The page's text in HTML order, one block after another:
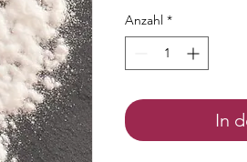
Anzahl *
In